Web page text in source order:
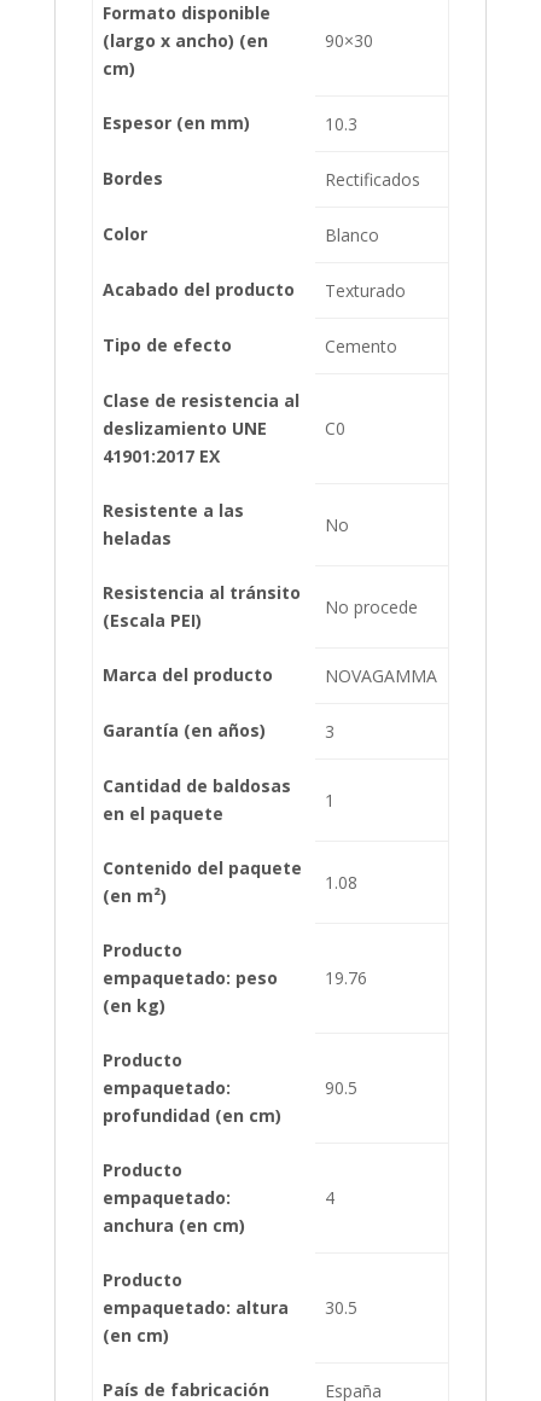
Formato disponible
(largo x ancho) (en
cm)
90×30
Espesor (en mm) 10.3
Bordes Rectificados
Color Blanco
Acabado del producto Texturado
Tipo de efecto Cemento
Clase de resistencia al
deslizamiento UNE
41901:2017 EX
C0
Resistente a las
heladas
No
Resistencia al tránsito
(Escala PEI)
No procede
Marca del producto NOVAGAMMA
Garantía (en años) 3
Cantidad de baldosas
en el paquete
1
Contenido del paquete
(en m²)
1.08
Producto
empaquetado: peso
(en kg)
19.76
Producto
empaquetado:
profundidad (en cm)
90.5
Producto
empaquetado:
anchura (en cm)
4
Producto
empaquetado: altura
(en cm)
30.5
País de fabricación España